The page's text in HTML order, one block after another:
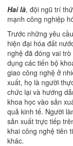
Hai là, đội ngũ trí
mạnh công nghiệp
Trước những yêu
hiện đại hóa đất
nghệ đã đóng vai
dụng các tiến bộ
giao công nghệ ở
xuất, họ là người
chức lại và hướng
khoa học vào sản
quả kinh tế. Người
sản xuất trực tiếp
khai công nghệ tiên
khác.